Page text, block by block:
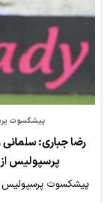
پیشکسوت
رضا جباری: سلمانی
پرسپولیس
پیشکسوت پرسپولیس